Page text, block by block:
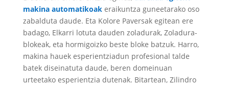
makina automatikoakeraikuntza guneetarako oso
zabalduta daude. Eta Kolore Paversak egitean ere
badago, Elkarri lotuta dauden zoladurak, Zoladura-
blokeak, eta hormigoizko beste bloke batzuk. Harro,
makina hauek esperientziadun profesional talde
batek diseinatuta daude, beren domeinuan
urteetako esperientzia dutenak. Bitartean, Zilindro